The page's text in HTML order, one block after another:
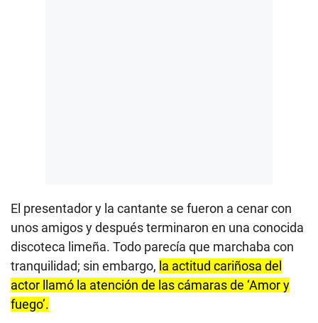
El presentador y la cantante se fueron a cenar con
unos amigos y después terminaron en una conocida
discoteca limeña. Todo parecía que marchaba con
tranquilidad; sin embargo, la actitud cariñosa del
actor llamó la atención de las cámaras de ‘Amor y
fuego’.